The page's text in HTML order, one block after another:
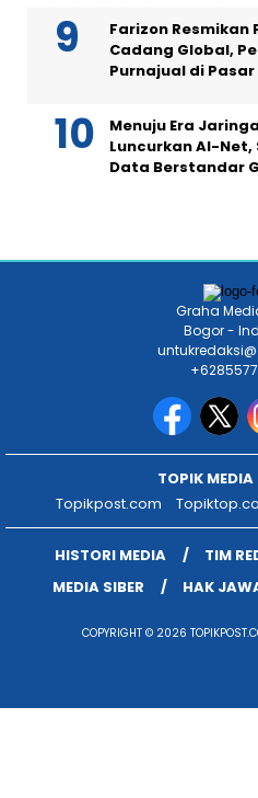
Farizon Resmikan
Cadang Global,
Purnajual di
Menuju Era
Luncurkan AI-
Data Berstandar
Graha
Bogor -
TOPIK
Topikpost.com
HISTORI MEDIA TIM
MEDIA SIBER
HAK
COPYRIGHT © 2026